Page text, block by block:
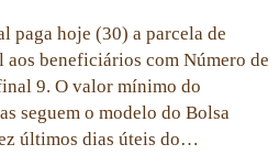
paga hoje (30) a parcela de
beneficiários com Número de
9. O valor mínimo do
seguem o modelo do Bolsa
últimos dias úteis do…